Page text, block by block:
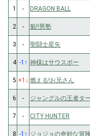
1 - DRAGON BALL
2
- 魁!!男塾
3
- 聖闘士星矢
4 -1 ↑ 神様はサウスポー
5 +1 ↓ 燃える!お兄さん
6
- ジャングルの王者タ
7
- CITY HUNTER
8 -1 ↑ ジョジョの奇妙な冒